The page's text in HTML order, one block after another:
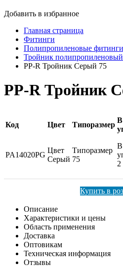
Добавить в избранное
Главная страница
Фитинги
Полипропиленовые фитинги
Тройник
PP-R Тройник Серый 75
PP-R Тройник
Код Цвет Типоразмер
В
PA14020PG
Цвет
Серый
Типоразмер
75
В
2
Купить в
Описание
Характеристики и цены
Область применения
Доставка
Оптовикам
Техническая информация
Отзывы